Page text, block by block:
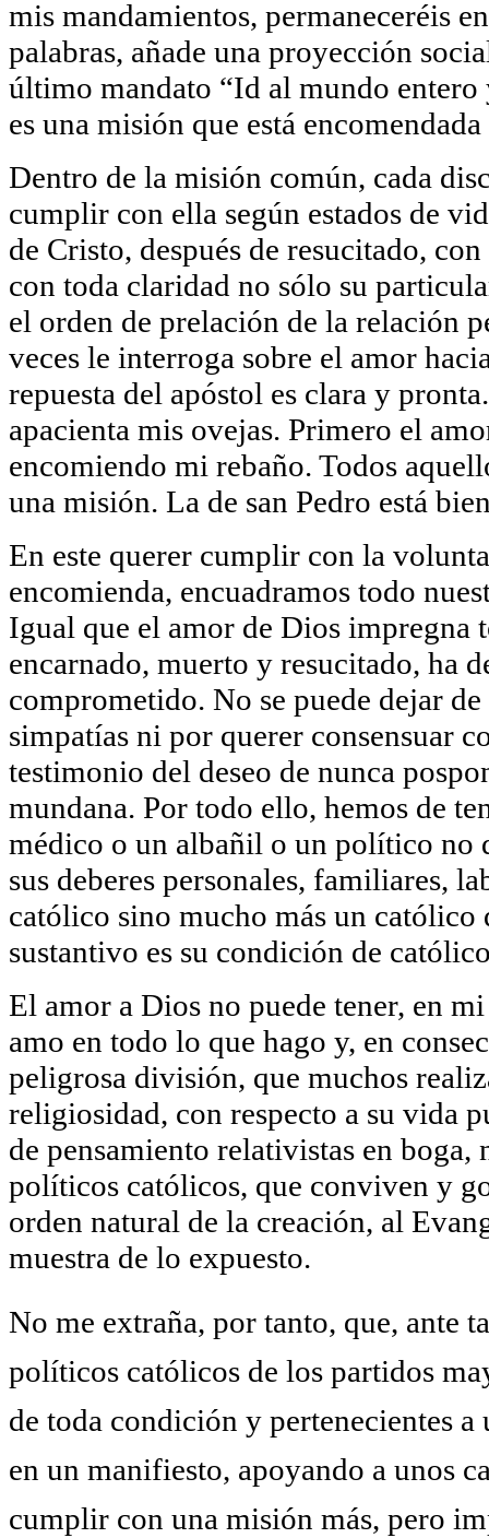
mis mandamientos, permaneceréis
palabras, añade una proyección
último mandato “Id al mundo
es una misión que está
Dentro de la misión común, cada
cumplir con ella según estados de
de Cristo, después de resucitado,
con toda claridad no sólo su
el orden de prelación de la relación
veces le interroga sobre el amor
repuesta del apóstol es clara y
apacienta mis ovejas. Primero el
encomiendo mi rebaño. Todos
una misión. La de san Pedro está
En este querer cumplir con la
encomienda, encuadramos todo
Igual que el amor de Dios impregna
encarnado, muerto y resucitado, ha
comprometido. No se puede dejar
simpatías ni por querer consensuar
testimonio del deseo de nunca
mundana. Por todo ello, hemos de
médico o un albañil o un político no
sus deberes personales, familiares,
católico sino mucho más un
sustantivo es su condición de
El amor a Dios no puede tener, en
amo en todo lo que hago y, en
peligrosa división, que muchos
religiosidad, con respecto a su vida
de pensamiento relativistas en boga,
políticos católicos, que conviven y
orden natural de la creación, al
muestra de lo expuesto.
No me extraña, por tanto, que, ante
políticos católicos de los partidos
de toda condición y pertenecientes
en un manifiesto, apoyando a unos
cumplir con una misión más, pero